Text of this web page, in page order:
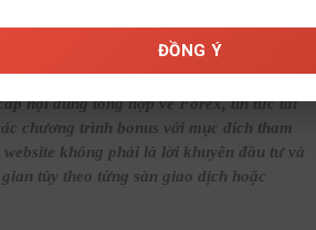
nội dung tổng hợp về Forex, tin tức tài
chương trình bonus với mục đích tham
không phải là lời khuyên đầu tư và
tùy theo từng sàn giao dịch hoặc
ĐỒNG Ý